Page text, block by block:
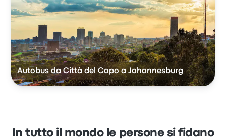
Autobus da Città del Capo a Johannesburg
In tutto il mondo le persone si fidano